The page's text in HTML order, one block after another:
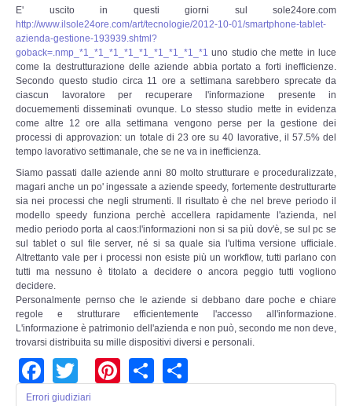
Security Management
Risk Management
Incident Handling & Response
Log Management & SIEM
Vulnerability Assesment & Pen Test
BC & DR
Data Breach
A & C
Privacy & GDPR
Resp. Amministrativa dlsg 231
E' uscito in questi giorni sul sole24ore.com
http://www.ilsole24ore.com/art/tecnologie/2012-10-01/smartphone-tablet-
azienda-gestione-193939.shtml?
goback=.nmp_*1_*1_*1_*1_*1_*1_*1_*1_*1 uno studio che mette in luce
come la destrutturazione delle aziende abbia portato a forti inefficienze.
Secondo questo studio circa 11 ore a settimana sarebbero sprecate da
ciascun lavoratore per recuperare l'informazione presente in
docuemementi disseminati ovunque. Lo stesso studio mette in evidenza
come altre 12 ore alla settimana vengono perse per la gestione dei
processi di approvazion: un totale di 23 ore su 40 lavorative, il 57.5% del
tempo lavorativo settimanale, che se ne va in inefficienza.
Siamo passati dalle aziende anni 80 molto strutturare e proceduralizzate,
magari anche un po' ingessate a aziende speedy, fortemente destrutturarte
sia nei processi che negli strumenti. Il risultato è che nel breve periodo il
modello speedy funziona perchè accellera rapidamente l'azienda, nel
medio periodo porta al caos:l'informazioni non si sa più dov'è, se sul pc se
sul tablet o sul file server, né si sa quale sia l'ultima versione ufficiale.
Altrettanto vale per i processi non esiste più un workflow, tutti parlano con
tutti ma nessuno è titolato a decidere o ancora peggio tutti vogliono
decidere.
Personalmente pernso che le aziende si debbano dare poche e chiare
regole e strutturare efficientemente l'accesso all'informazione.
L'informazione è patrimonio dell'azienda e non può, secondo me non deve,
trovarsi distribuita su mille dispositivi diversi e personali.
Facebook
TwitterPinterest
Share
Errori giudiziari